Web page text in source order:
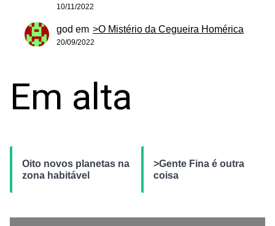
10/11/2022
god em >O Mistério da Cegueira Homérica
20/09/2022
Em alta
Oito novos planetas na
zona habitável
>Gente Fina é outra
coisa